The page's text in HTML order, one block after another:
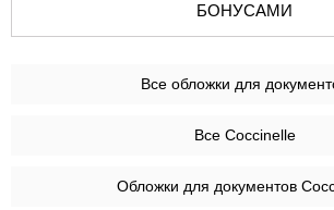
БОНУСАМИ
Все обложки для
Все Coccinelle
Обложки для документов